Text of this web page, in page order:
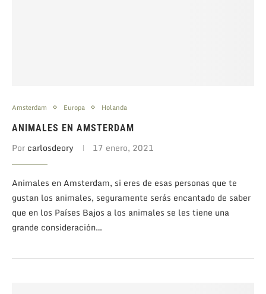
Amsterdam Europa Holanda
ANIMALES EN AMSTERDAM
Por carlosdeory 17 enero, 2021
Animales en Amsterdam, si eres de esas personas que te
gustan los animales, seguramente serás encantado de saber
que en los Países Bajos a los animales se les tiene una
grande consideración…